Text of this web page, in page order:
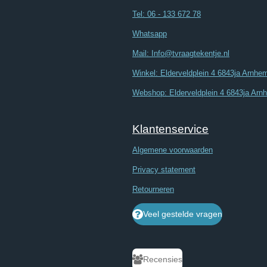
Tel: 06 - 133 672 78
Whatsapp
Mail: Info@tvraagtekentje.nl
Winkel: Elderveldplein 4 6843ja
Webshop: Elderveldplein 4 6843ja
Klantenservice
Algemene voorwaarden
Privacy statement
Retourneren
Veel gestelde vragen
Recensies